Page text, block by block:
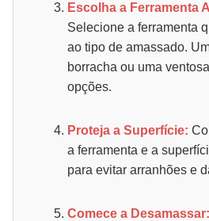
Escolha a Ferramenta
Selecione a ferramenta
ao tipo de amassado.
borracha ou uma
opções.
Proteja a Superfície:
a ferramenta e a
para evitar arranhões e
Comece a Desamassar: